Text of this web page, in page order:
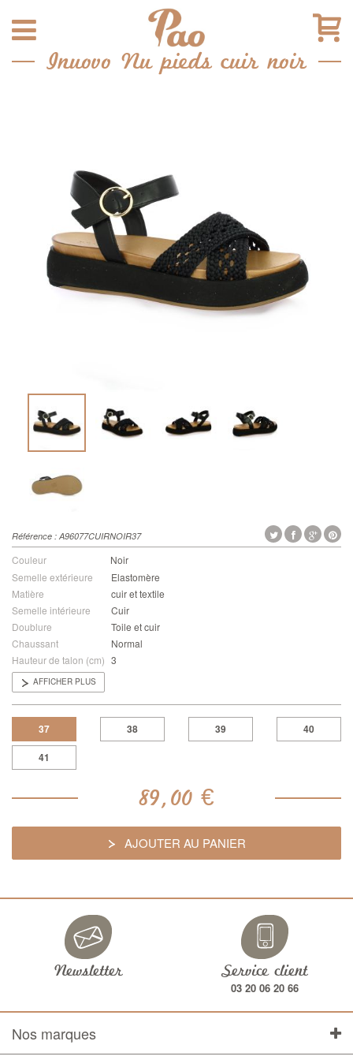
Inuovo Nu pieds cuir noir
Référence : A96077CUIRNOIR37
Couleur
Noir
Semelle extérieure
Elastomère
Matière
cuir et textile
Semelle intérieure
Cuir
Doublure
Toile et cuir
Chaussant
Normal
Hauteur de talon (cm) 3
AFFICHER PLUS
37 38 39
40
41
89,00 €
AJOUTER AU PANIER
Newsletter Service client
03 20 06 20 66
Nos marques